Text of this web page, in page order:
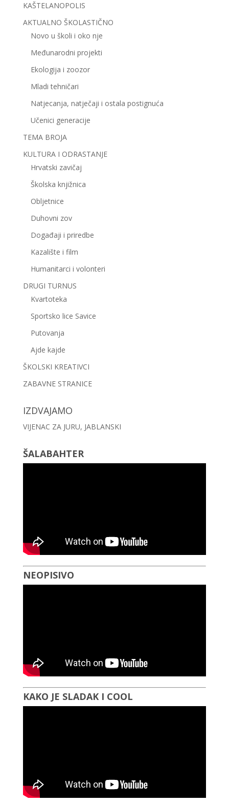
KAŠTELANOPOLIS
AKTUALNO ŠKOLASTIČNO
Novo u školi i oko nje
Međunarodni projekti
Ekologija i zoozor
Mladi tehničari
Natjecanja, natječaji i ostala postignuća
Učenici generacije
TEMA BROJA
KULTURA I ODRASTANJE
Hrvatski zavičaj
Školska knjižnica
Obljetnice
Duhovni zov
Događaji i priredbe
Kazalište i film
Humanitarci i volonteri
DRUGI TURNUS
Kvartoteka
Sportsko lice Savice
Putovanja
Ajde kajde
ŠKOLSKI KREATIVCI
ZABAVNE STRANICE
IZDVAJAMO
VIJENAC ZA JURU, JABLANSKI
ŠALABAHTER
NEOPISIVO
KAKO JE SLADAK I COOL